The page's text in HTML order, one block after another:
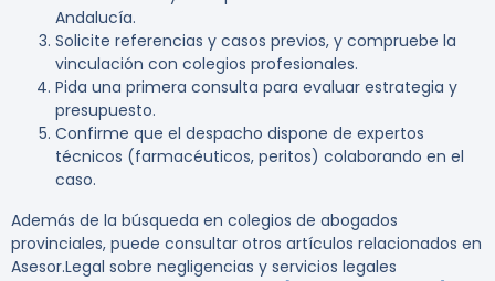
Andalucía.
Solicite referencias y casos previos, y compruebe la
vinculación con colegios profesionales.
Pida una primera consulta para evaluar estrategia y
presupuesto.
Confirme que el despacho dispone de expertos
técnicos (farmacéuticos, peritos) colaborando en el
caso.
Además de la búsqueda en colegios de abogados
provinciales, puede consultar otros artículos relacionados en
Asesor.Legal sobre negligencias y servicios legales